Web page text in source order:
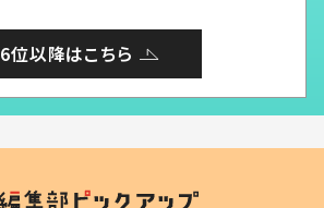
6位以降はこちら